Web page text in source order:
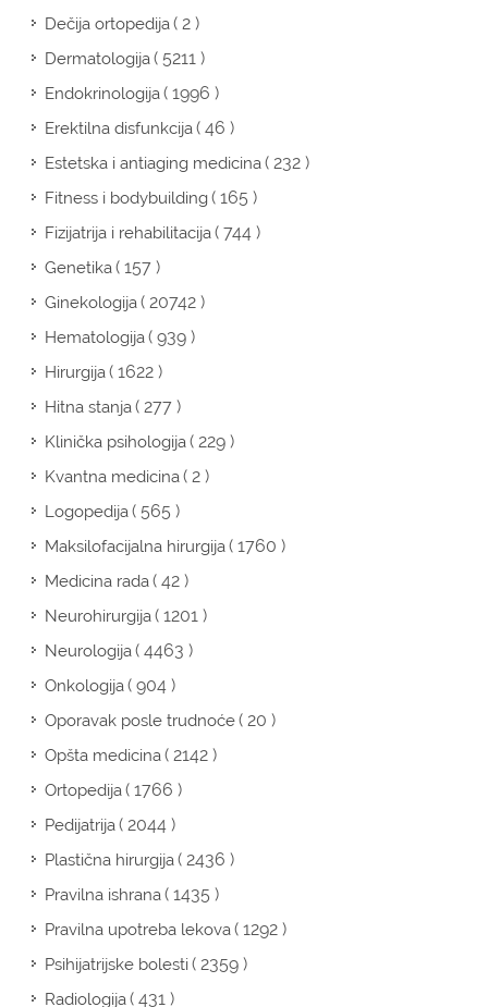
Dečija ortopedija( 2 )
Dermatologija( 5211 )
Endokrinologija( 1996 )
Erektilna disfunkcija( 46 )
Estetska i antiaging medicina( 232 )
Fitness i bodybuilding( 165 )
Fizijatrija i rehabilitacija( 744 )
Genetika( 157 )
Ginekologija( 20742 )
Hematologija( 939 )
Hirurgija( 1622 )
Hitna stanja( 277 )
Klinička psihologija( 229 )
Kvantna medicina( 2 )
Logopedija( 565 )
Maksilofacijalna hirurgija( 1760 )
Medicina rada( 42 )
Neurohirurgija( 1201 )
Neurologija( 4463 )
Onkologija( 904 )
Oporavak posle trudnoće( 20 )
Opšta medicina( 2142 )
Ortopedija( 1766 )
Pedijatrija( 2044 )
Plastična hirurgija( 2436 )
Pravilna ishrana( 1435 )
Pravilna upotreba lekova( 1292 )
Psihijatrijske bolesti( 2359 )
Radiologija( 431 )